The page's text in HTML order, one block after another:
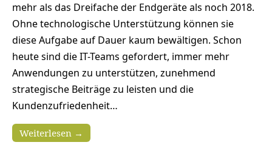
mehr als das Dreifache der Endgeräte als noch 2018.
Ohne technologische Unterstützung können sie
diese Aufgabe auf Dauer kaum bewältigen. Schon
heute sind die IT-Teams gefordert, immer mehr
Anwendungen zu unterstützen, zunehmend
strategische Beiträge zu leisten und die
Kundenzufriedenheit…
Weiterlesen →